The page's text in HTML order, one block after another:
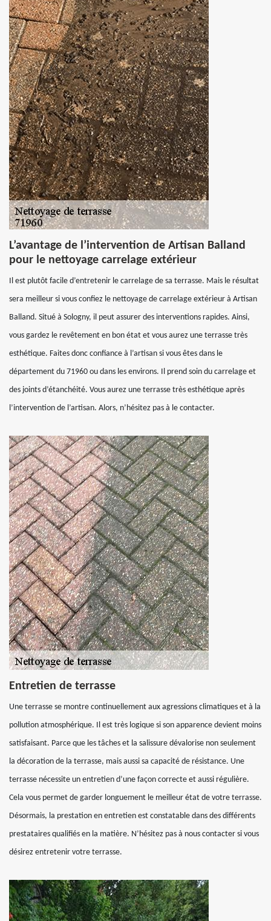
L’avantage de l’intervention de Artisan Balland
pour le nettoyage carrelage extérieur
Il est plutôt facile d’entretenir le carrelage de sa terrasse. Mais le résultat
sera meilleur si vous confiez le nettoyage de carrelage extérieur à Artisan
Balland. Situé à Sologny, il peut assurer des interventions rapides. Ainsi,
vous gardez le revêtement en bon état et vous aurez une terrasse très
esthétique. Faites donc confiance à l’artisan si vous êtes dans le
département du 71960 ou dans les environs. Il prend soin du carrelage et
des joints d’étanchéité. Vous aurez une terrasse très esthétique après
l’intervention de l’artisan. Alors, n’hésitez pas à le contacter.
Entretien de terrasse
Une terrasse se montre continuellement aux agressions climatiques et à la
pollution atmosphérique. Il est très logique si son apparence devient moins
satisfaisant. Parce que les tâches et la salissure dévalorise non seulement
la décoration de la terrasse, mais aussi sa capacité de résistance. Une
terrasse nécessite un entretien d’une façon correcte et aussi régulière.
Cela vous permet de garder longuement le meilleur état de votre terrasse.
Désormais, la prestation en entretien est constatable dans des différents
prestataires qualifiés en la matière. N’hésitez pas à nous contacter si vous
désirez entretenir votre terrasse.